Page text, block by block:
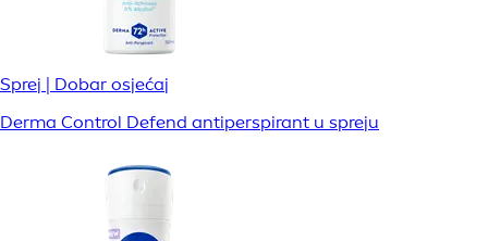
Sprej | Dobar osjećaj
Derma Control Defend antiperspirant u spreju